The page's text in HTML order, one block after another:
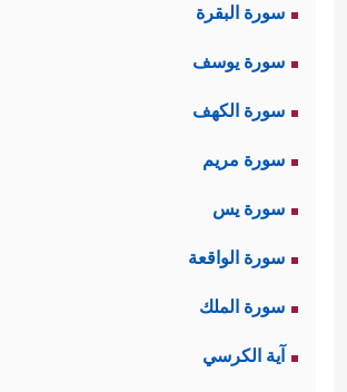
سورة البقرة
سورة يوسف
سورة الكهف
سورة مريم
سورة يس
سورة الواقعة
سورة الملك
آية الكرسي